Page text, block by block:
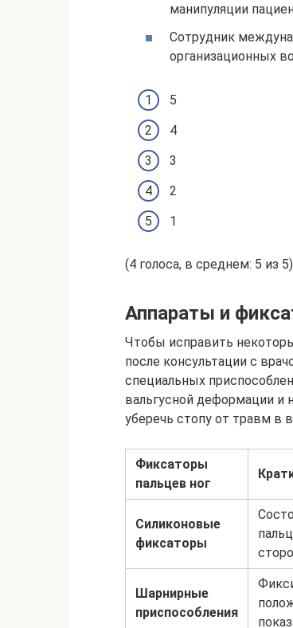
манипуляции
Сотрудник
организационных
5
4
3
2
1
(4 голоса, в среднем: 5 из 5)
Аппараты и
Чтобы исправить
после консультации с
специальных
вальгусной деформации и
уберечь стопу от травм в
Фиксаторы
пальцев ног
Силиконовые
фиксаторы
Шарнирные
приспособления